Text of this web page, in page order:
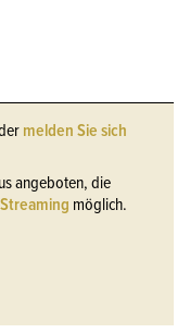
melden Sie sich
angeboten, die
möglich.